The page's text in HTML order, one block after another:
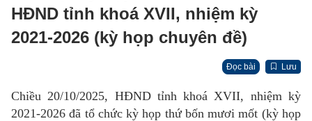
HĐND tỉnh khoá XVII, nhiệm kỳ
2021-2026 (kỳ họp chuyên đề)
Đọc bài Lưu
Chiều 20/10/2025, HĐND tỉnh khoá XVII, nhiệm kỳ
2021-2026 đã tổ chức kỳ họp thứ bốn mươi mốt (kỳ họp